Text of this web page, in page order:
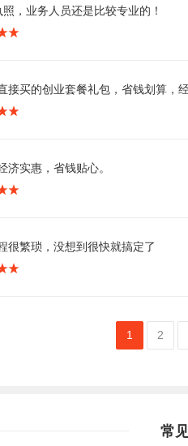
，业务人员还是比较专业的！
接买的创业套餐礼包，省钱划算，
实惠，省钱贴心。
很繁琐，没想到很快就搞定了
1 2
常